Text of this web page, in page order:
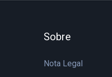
Sobre
Nota Legal